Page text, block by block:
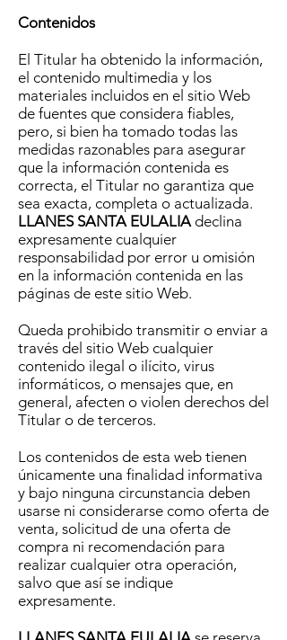
Contenidos
El Titular ha obtenido la información,
el contenido multimedia y los
materiales incluidos en el sitio Web
de fuentes que considera fiables,
pero, si bien ha tomado todas las
medidas razonables para asegurar
que la información contenida es
correcta, el Titular no garantiza que
sea exacta, completa o actualizada.
LLANES SANTA EULALIAdeclina
expresamente cualquier
responsabilidad por error u omisión
en la información contenida en las
páginas de este sitio Web.
Queda prohibido transmitir o enviar a
través del sitio Web cualquier
contenido ilegal o ilícito, virus
informáticos, o mensajes que, en
general, afecten o violen derechos del
Titular o de terceros.
Los contenidos de esta web tienen
únicamente una finalidad informativa
y bajo ninguna circunstancia deben
usarse ni considerarse como oferta de
venta, solicitud de una oferta de
compra ni recomendación para
realizar cualquier otra operación,
salvo que así se indique
expresamente.